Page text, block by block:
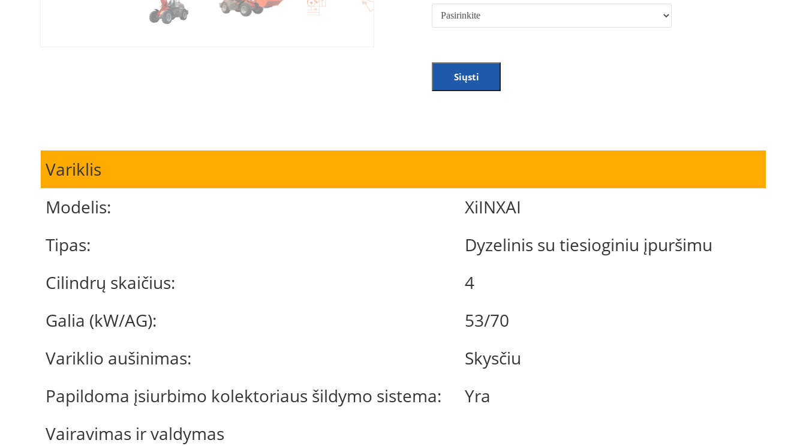
Siųsti
Variklis
Modelis:
XiINXAI
Tipas:
Dyzelinis su tiesioginiu įpuršimu
Cilindrų skaičius:
4
Galia (kW/AG):
53/70
Variklio aušinimas:
Skysčiu
Papildoma įsiurbimo kolektoriaus šildymo sistema:
Yra
Vairavimas ir valdymas